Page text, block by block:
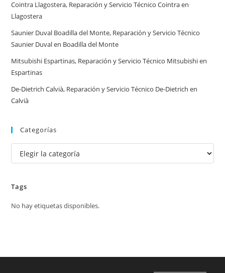
Cointra Llagostera, Reparación y Servicio Técnico Cointra en
Llagostera
Saunier Duval Boadilla del Monte, Reparación y Servicio Técnico
Saunier Duval en Boadilla del Monte
Mitsubishi Espartinas, Reparación y Servicio Técnico Mitsubishi en
Espartinas
De-Dietrich Calvià, Reparación y Servicio Técnico De-Dietrich en
Calvià
Categorías
Categorías
Tags
No hay etiquetas disponibles.